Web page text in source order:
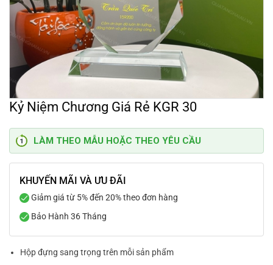
Kỷ Niệm Chương Giá Rẻ KGR 30
LÀM THEO MẪU HOẶC THEO YÊU CẦU
KHUYẾN MÃI VÀ ƯU ĐÃI
Giảm giá từ 5% đến 20% theo đơn hàng
Bảo Hành 36 Tháng
Hộp đựng sang trọng trên mỗi sản phẩm